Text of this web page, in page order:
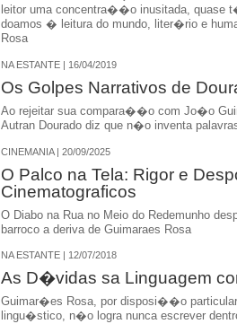
leitor uma concentra��o inusitada, quase
doamos � leitura do mundo, liter�rio e
Rosa
NA ESTANTE | 16/04/2019
Os Golpes Narrativos de
Ao rejeitar sua compara��o com Jo�o
Autran Dourado diz que n�o inventa
CINEMANIA | 20/09/2025
O Palco na Tela: Rigor e
Cinematograficos
O Diabo na Rua no Meio do Redemunho
barroco a deriva de Guimaraes Rosa
NA ESTANTE | 12/07/2018
As D�vidas sa Linguagem
Guimar�es Rosa, por disposi��o particular
lingu�stico, n�o logra nunca escrever